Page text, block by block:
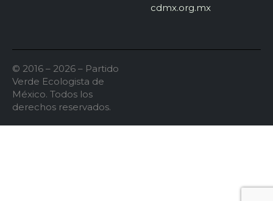
cdmx.org.mx
© 2016 – 2026 – Partido
Verde Ecologista de
México. Todos los
derechos reservados.